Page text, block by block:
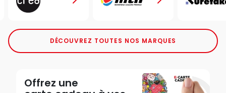
DÉCOUVREZ TOUTES NOS MARQUES
Offrez une